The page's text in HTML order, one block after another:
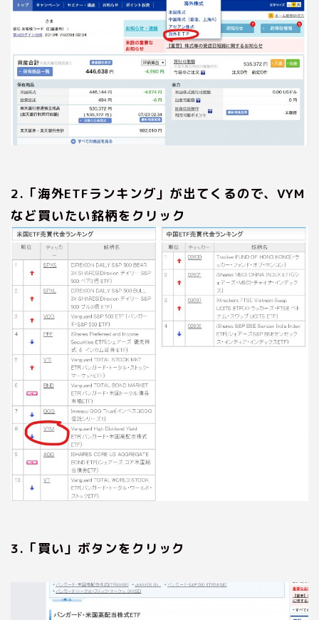
2.「海外ETFランキング」が出てくるので、VYM
など買いたい銘柄をクリック
3.「買い」ボタンをクリック